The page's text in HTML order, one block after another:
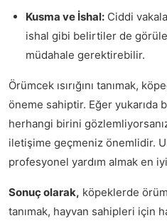
Kusma ve İshal: Ciddi
ishal gibi belirtiler de
müdahale gerektirebilir.
Örümcek ısırığını tanımak,
öneme sahiptir. Eğer yukarıda
herhangi birini
iletişime geçmeniz önemlidir.
profesyonel yardım almak en
Sonuç olarak, köpeklerde
tanımak, hayvan sahipleri için